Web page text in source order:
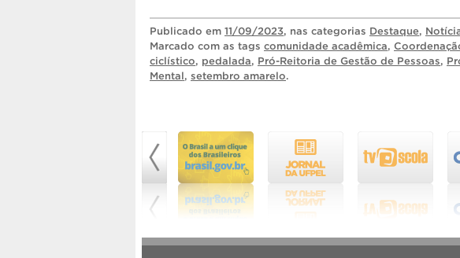
Publicado em 11/09/2023, nas categorias Destaque,
Marcado com as tags comunidade acadêmica,
ciclístico, pedalada, Pró-Reitoria de Gestão de Pessoas,
Mental, setembro amarelo.